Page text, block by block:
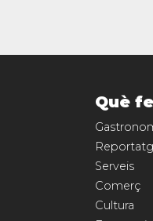
Què
Serveis
Comerç
Cultura